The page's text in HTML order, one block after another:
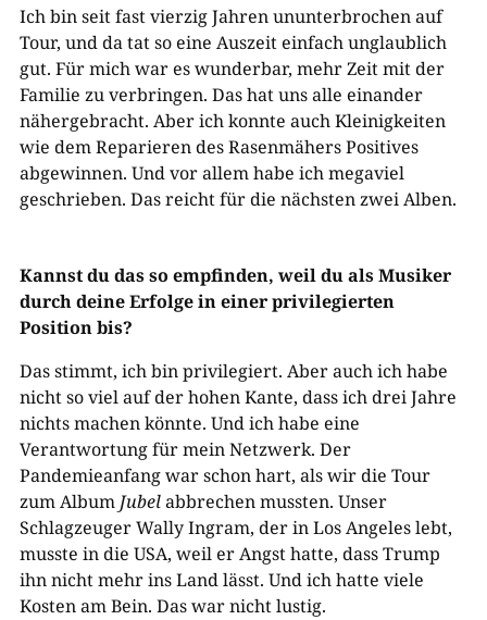
Ich bin seit fast vierzig Jahren ununterbrochen auf
Tour, und da tat so eine Auszeit einfach unglaublich
gut. Für mich war es wunderbar, mehr Zeit mit der
Familie zu verbringen. Das hat uns alle einander
nähergebracht. Aber ich konnte auch Kleinigkeiten
wie dem Reparieren des Rasenmähers Positives
abgewinnen. Und vor allem habe ich megaviel
geschrieben. Das reicht für die nächsten zwei Alben.
Kannst du das so empfinden, weil du als Musiker
durch deine Erfolge in einer privilegierten
Position bis?
Das stimmt, ich bin privilegiert. Aber auch ich habe
nicht so viel auf der hohen Kante, dass ich drei Jahre
nichts machen könnte. Und ich habe eine
Verantwortung für mein Netzwerk. Der
Pandemieanfang war schon hart, als wir die Tour
zum Album Jubelabbrechen mussten. Unser
Schlagzeuger Wally Ingram, der in Los Angeles lebt,
musste in die USA, weil er Angst hatte, dass Trump
ihn nicht mehr ins Land lässt. Und ich hatte viele
Kosten am Bein. Das war nicht lustig.